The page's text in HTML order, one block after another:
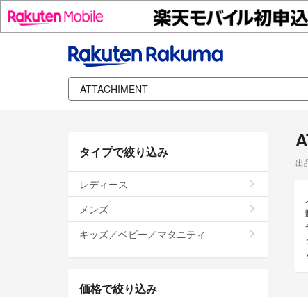
出
タイプで絞り込み
レディース
メンズ
キッズ／ベビー／マタニティ
価格で絞り込み